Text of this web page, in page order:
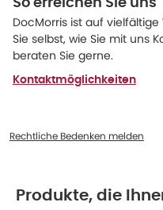
So erreichen Sie uns
DocMorris ist auf
Sie selbst, wie Sie mit uns
beraten Sie gerne.
Kontaktmöglichkeiten
Rechtliche Bedenken melden
Produkte, die